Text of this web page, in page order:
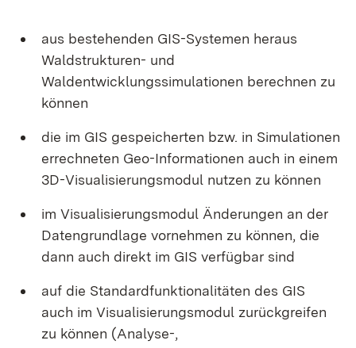
aus bestehenden GIS-Systemen heraus
Waldstrukturen- und
Waldentwicklungssimulationen berechnen zu
können
die im GIS gespeicherten bzw. in Simulationen
errechneten Geo-Informationen auch in einem
3D-Visualisierungsmodul nutzen zu können
im Visualisierungsmodul Änderungen an der
Datengrundlage vornehmen zu können, die
dann auch direkt im GIS verfügbar sind
auf die Standardfunktionalitäten des GIS
auch im Visualisierungsmodul zurückgreifen
zu können (Analyse-,